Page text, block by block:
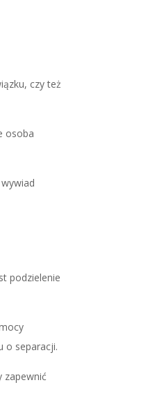
czy też
osoba
podzielenie
o separacji.
zapewnić